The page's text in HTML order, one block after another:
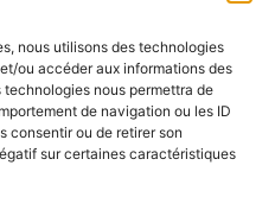
nous utilisons des technologies
ou accéder aux informations des
nous permettra de
de navigation ou les ID
consentir ou de retirer son
sur certaines caractéristiques
(Québec)
0B7